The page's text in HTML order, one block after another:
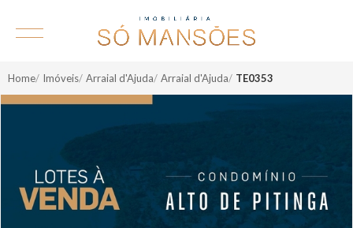
Home Imóveis Arraial d'Ajuda Arraial d'Ajuda TE0353